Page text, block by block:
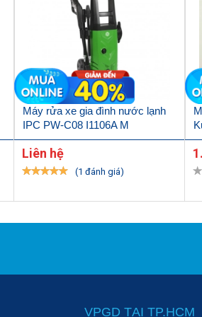
Máy rửa xe gia đình nước lạnh
IPC PW-C08 I1106A M
Liên hệ
(1 đánh giá)
VPGD TẠI TP.HCM